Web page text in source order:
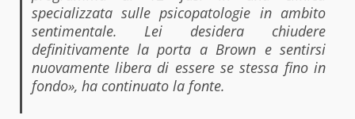
specializzata sulle psicopatologie in ambito
sentimentale. Lei desidera chiudere
definitivamente la porta a Brown e sentirsi
nuovamente libera di essere se stessa fino in
fondo», ha continuato la fonte.